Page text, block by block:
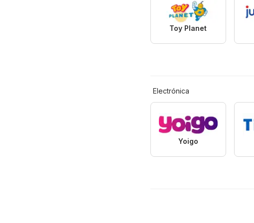
Toy Planet
Electrónica
Yoigo